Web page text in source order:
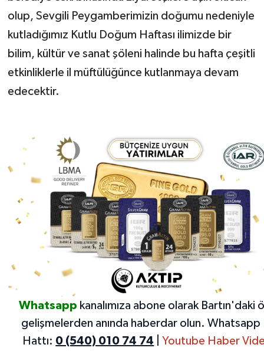
olup, Sevgili Peygamberimizin doğumu nedeniyle
kutladığımız Kutlu Doğum Haftası ilimizde bir
bilim, kültür ve sanat şöleni halinde bu hafta çeşitli
etkinliklerle il müftülüğünce kutlanmaya devam
edecektir.
Whatsapp kanalımıza abone olarak Bartın'daki
gelişmelerden anında haberdar olun. Whatsapp
Hattı: 0 (540) 010 74 74 Youtube Haber